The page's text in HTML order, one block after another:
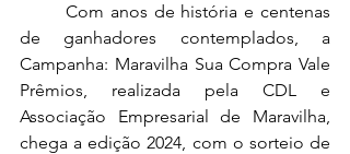
de ganhadores contemplados, a
Campanha: Maravilha Sua Compra Vale
Prêmios, realizada pela CDL e
Associação Empresarial de Maravilha,
chega a edição 2024, com o sorteio de